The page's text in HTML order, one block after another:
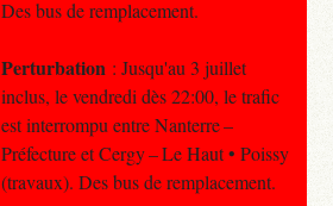
Des bus de remplacement.
Perturbation : Jusqu'au 3 juillet
inclus, le vendredi dès 22:00, le trafic
est interrompu entre Nanterre –
Préfecture et Cergy – Le Haut • Poissy
(travaux). Des bus de remplacement.